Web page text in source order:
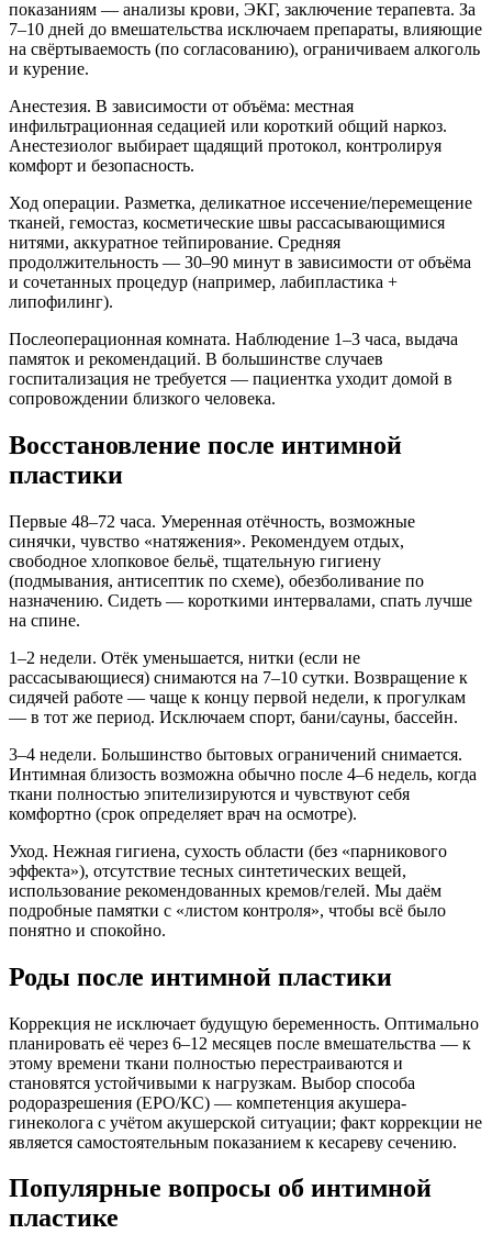
показаниям — анализы крови, ЭКГ, заключение терапевта. За
7–10 дней до вмешательства исключаем препараты, влияющие
на свёртываемость (по согласованию), ограничиваем алкоголь
и курение.
Анестезия. В зависимости от объёма: местная
инфильтрационная седацией или короткий общий наркоз.
Анестезиолог выбирает щадящий протокол, контролируя
комфорт и безопасность.
Ход операции. Разметка, деликатное иссечение/перемещение
тканей, гемостаз, косметические швы рассасывающимися
нитями, аккуратное тейпирование. Средняя
продолжительность — 30–90 минут в зависимости от объёма
и сочетанных процедур (например, лабипластика +
липофилинг).
Послеоперационная комната. Наблюдение 1–3 часа, выдача
памяток и рекомендаций. В большинстве случаев
госпитализация не требуется — пациентка уходит домой в
сопровождении близкого человека.
Восстановление после интимной
пластики
Первые 48–72 часа. Умеренная отёчность, возможные
синячки, чувство «натяжения». Рекомендуем отдых,
свободное хлопковое бельё, тщательную гигиену
(подмывания, антисептик по схеме), обезболивание по
назначению. Сидеть — короткими интервалами, спать лучше
на спине.
1–2 недели. Отёк уменьшается, нитки (если не
рассасывающиеся) снимаются на 7–10 сутки. Возвращение к
сидячей работе — чаще к концу первой недели, к прогулкам
— в тот же период. Исключаем спорт, бани/сауны, бассейн.
3–4 недели. Большинство бытовых ограничений снимается.
Интимная близость возможна обычно после 4–6 недель, когда
ткани полностью эпителизируются и чувствуют себя
комфортно (срок определяет врач на осмотре).
Уход. Нежная гигиена, сухость области (без «парникового
эффекта»), отсутствие тесных синтетических вещей,
использование рекомендованных кремов/гелей. Мы даём
подробные памятки с «листом контроля», чтобы всё было
понятно и спокойно.
Роды после интимной пластики
Коррекция не исключает будущую беременность. Оптимально
планировать её через 6–12 месяцев после вмешательства — к
этому времени ткани полностью перестраиваются и
становятся устойчивыми к нагрузкам. Выбор способа
родоразрешения (ЕРО/КС) — компетенция акушера-
гинеколога с учётом акушерской ситуации; факт коррекции не
является самостоятельным показанием к кесареву сечению.
Популярные вопросы об интимной
пластике